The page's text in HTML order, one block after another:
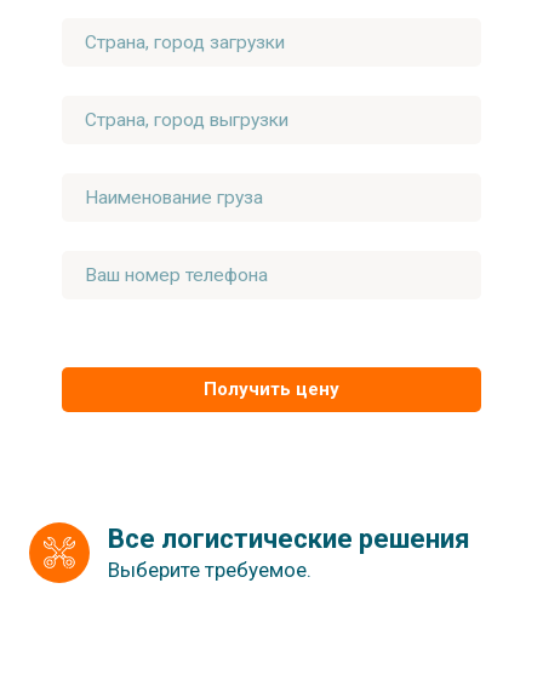
Получить цену
Все логистические решения
Выберите требуемое.